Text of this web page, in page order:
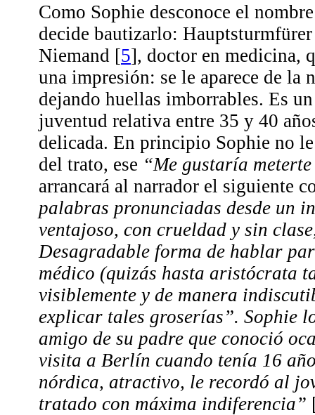
Como Sophie desconoce el
decide bautizarlo:
Niemand [5], doctor en medicina,
una impresión: se le aparece de la
dejando huellas imborrables. Es
juventud relativa entre 35 y 40
delicada. En principio Sophie no
del trato, ese “Me gustaría
arrancará al narrador el siguiente
palabras pronunciadas desde un
ventajoso, con crueldad y sin
Desagradable forma de hablar
médico (quizás hasta aristócrata
visiblemente y de manera
explicar tales groserías”. Sophie
amigo de su padre que conoció
visita a Berlín cuando tenía 16
nórdica, atractivo, le recordó al
tratado con máxima indiferencia”